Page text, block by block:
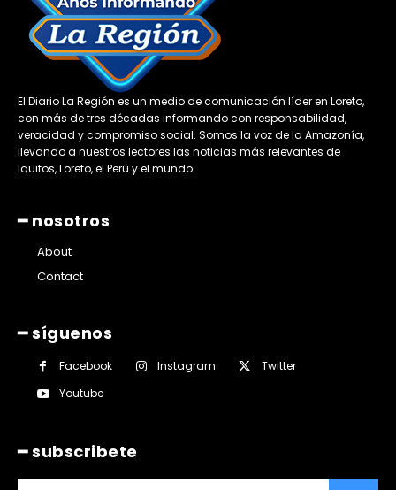
El Diario La Región es un medio de comunicación líder en Loreto,
con más de tres décadas informando con responsabilidad,
veracidad y compromiso social. Somos la voz de la Amazonía,
llevando a nuestros lectores las noticias más relevantes de
Iquitos, Loreto, el Perú y el mundo.
━ nosotros
About
Contact
━ síguenos
Facebook Instagram
Twitter
Youtube
━ subscribete